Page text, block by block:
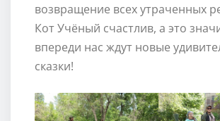
возвращение всех утраченных
Кот Учёный счастлив, а это
впереди нас ждут новые
сказки!